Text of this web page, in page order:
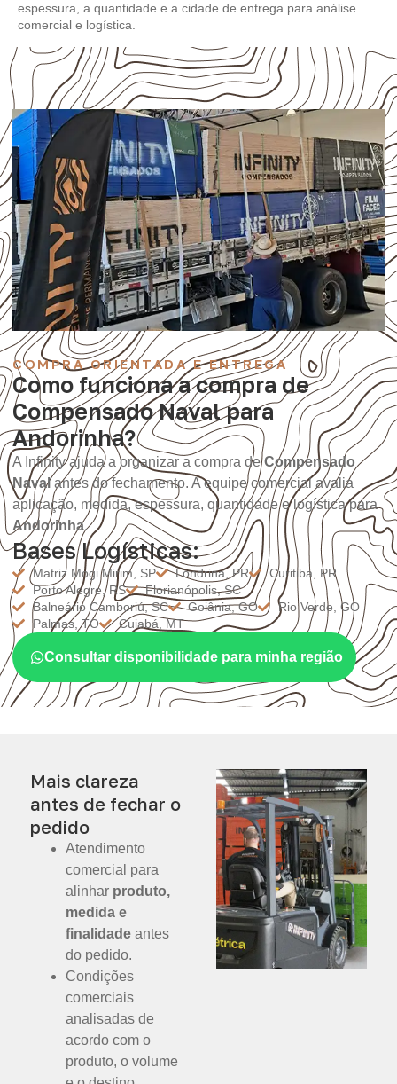
espessura, a quantidade e a cidade de entrega para análise
comercial e logística.
COMPRA ORIENTADA E ENTREGA
Como funciona a compra de
Compensado Naval para
Andorinha?
A Infinity ajuda a organizar a compra deCompensado
Navalantes do fechamento. A equipe comercial avalia
aplicação, medida, espessura, quantidade e logística para
Andorinha.
Bases Logísticas:
Matriz Mogi Mirim, SP Londrina, PR
Curitiba, PR
Porto Alegre, RS
Florianópolis, SC
Balneário Camboriú, SC
Goiânia, GO
Rio Verde, GO
Palmas, TO
Cuiabá, MT
Consultar disponibilidade para minha região
Mais clareza
antes de fechar o
pedido
Atendimento
comercial para
alinhar produto,
medida e
finalidade antes
do pedido.
Condições
comerciais
analisadas de
acordo com o
produto, o volume